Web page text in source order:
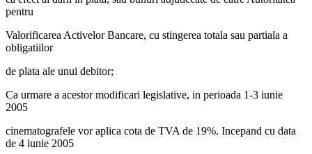
pentru
Valorificarea Activelor Bancare, cu stingerea totala sau partiala a
obligatiilor
de plata ale unui debitor;
Ca urmare a acestor modificari legislative, in perioada 1-3 iunie
2005
cinematografele vor aplica cota de TVA de 19%. Incepand cu data
de 4 iunie 2005